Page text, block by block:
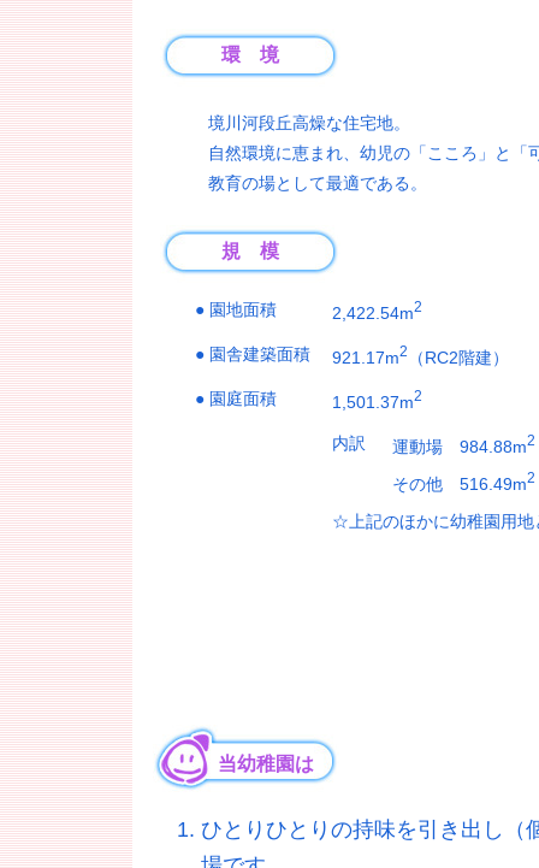
環 境
境川河段丘高燥な住宅地。
自然環境に恵まれ、幼児の「こころ」と「
教育の場として最適である。
規 模
● 園地面積 2,422.54m2
● 園舎建築面積 921.17m2 （RC2階建）
● 園庭面積 1,501.37m2
内訳 運動場 984.88m2
その他 516.49m2
☆上記のほかに幼稚園用地
当幼稚園は
ひとりひとりの持味を引き出し（